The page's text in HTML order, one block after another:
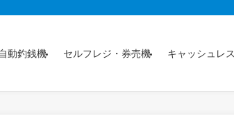
製品がランキングや記事からわかります。
自動釣銭機 セルフレジ・券売機 キャッシュレ